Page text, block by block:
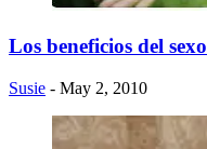
Los beneficios del sexo
Susie - May 2, 2010